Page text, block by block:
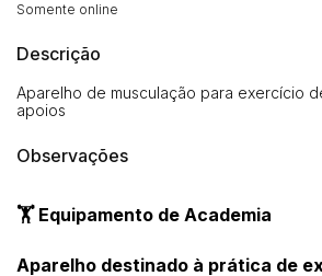
Somente online
Descrição
Aparelho de musculação para exercício
apoios
Observações
🏋️ Equipamento de Academia
Aparelho destinado à prática de